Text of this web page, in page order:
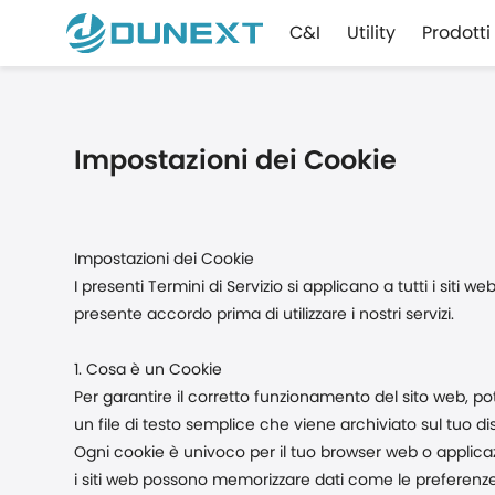
C&I Utility Prodotti
Impostazioni dei Cookie
Impostazioni dei Cookie
I presenti Termini di Servizio si applicano a tutti i siti
presente accordo prima di utilizzare i nostri servizi.
1. Cosa è un Cookie
Per garantire il corretto funzionamento del sito web,
un file di testo semplice che viene archiviato sul tuo
Ogni cookie è univoco per il tuo browser web o
i siti web possono memorizzare dati come le